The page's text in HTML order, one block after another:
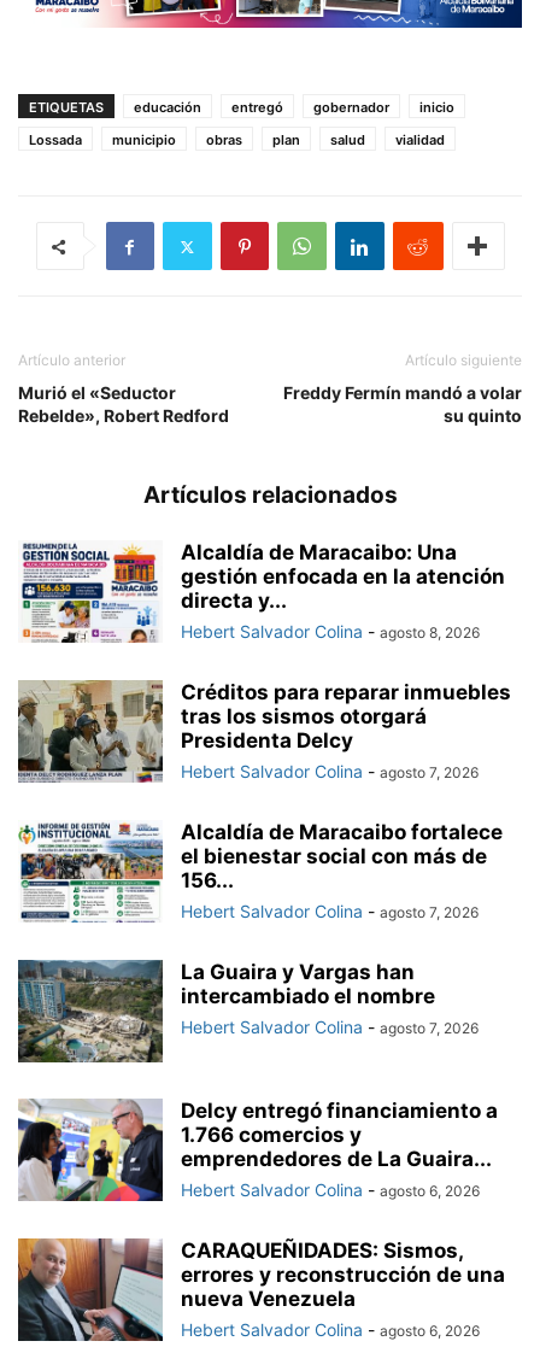
ETIQUETAS educación entregó gobernador
inicio
Lossada
municipio obras plan salud vialidad
Artículo anterior
Murió el «Seductor
Rebelde», Robert Redford
Artículo siguiente
Freddy Fermín mandó a volar
su quinto
Artículos relacionados
Alcaldía de Maracaibo: Una
gestión enfocada en la atención
directa y...
Hebert Salvador Colina - agosto 8, 2026
Créditos para reparar inmuebles
tras los sismos otorgará
Presidenta Delcy
Hebert Salvador Colina - agosto 7, 2026
Alcaldía de Maracaibo fortalece
el bienestar social con más de
156...
Hebert Salvador Colina - agosto 7, 2026
La Guaira y Vargas han
intercambiado el nombre
Hebert Salvador Colina - agosto 7, 2026
Delcy entregó financiamiento a
1.766 comercios y
emprendedores de La Guaira...
Hebert Salvador Colina - agosto 6, 2026
CARAQUEÑIDADES: Sismos,
errores y reconstrucción de una
nueva Venezuela
Hebert Salvador Colina - agosto 6, 2026